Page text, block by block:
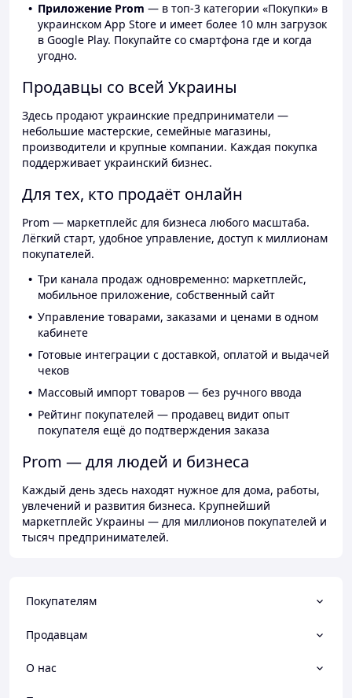
Приложение Prom — в топ-3 категории «Покупки» в
украинском App Store и имеет более 10 млн загрузок
в Google Play. Покупайте со смартфона где и когда
угодно.
Продавцы со всей Украины
Здесь продают украинские предприниматели —
небольшие мастерские, семейные магазины,
производители и крупные компании. Каждая покупка
поддерживает украинский бизнес.
Для тех, кто продаёт онлайн
Prom — маркетплейс для бизнеса любого масштаба.
Лёгкий старт, удобное управление, доступ к миллионам
покупателей.
Три канала продаж одновременно: маркетплейс,
мобильное приложение, собственный сайт
Управление товарами, заказами и ценами в одном
кабинете
Готовые интеграции с доставкой, оплатой и выдачей
чеков
Массовый импорт товаров — без ручного ввода
Рейтинг покупателей — продавец видит опыт
покупателя ещё до подтверждения заказа
Prom — для людей и бизнеса
Каждый день здесь находят нужное для дома, работы,
увлечений и развития бизнеса. Крупнейший
маркетплейс Украины — для миллионов покупателей и
тысяч предпринимателей.
Покупателям
Продавцам
О нас